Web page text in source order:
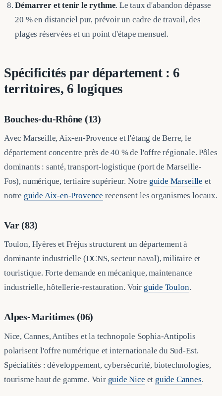
Démarrer et tenir le rythme. Le taux d'abandon dépasse
20 % en distanciel pur, prévoir un cadre de travail, des
plages réservées et un point d'étape mensuel.
Spécificités par département : 6
territoires, 6 logiques
Bouches-du-Rhône (13)
Avec Marseille, Aix-en-Provence et l'étang de Berre, le
département concentre près de 40 % de l'offre régionale. Pôles
dominants : santé, transport-logistique (port de Marseille-
Fos), numérique, tertiaire supérieur. Notre guide Marseille et
notre guide Aix-en-Provence recensent les organismes locaux.
Var (83)
Toulon, Hyères et Fréjus structurent un département à
dominante industrielle (DCNS, secteur naval), militaire et
touristique. Forte demande en mécanique, maintenance
industrielle, hôtellerie-restauration. Voir guide Toulon.
Alpes-Maritimes (06)
Nice, Cannes, Antibes et la technopole Sophia-Antipolis
polarisent l'offre numérique et internationale du Sud-Est.
Spécialités : développement, cybersécurité, biotechnologies,
tourisme haut de gamme. Voir guide Nice et guide Cannes.